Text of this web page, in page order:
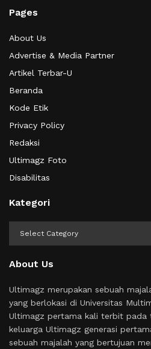
Pages
About Us
Advertise & Media Partner
Artikel Terbar-U
Beranda
Kode Etik
Privacy Policy
Redaksi
Ultimagz Foto
Disabilitas
Kategori
About Us
Ultimagz merupakan sebuah
yang berlokasi di Universitas
Ultimagz pertama kali terbit pada
keluarga Ultimagz generasi
sebuah majalah yang bertujuan